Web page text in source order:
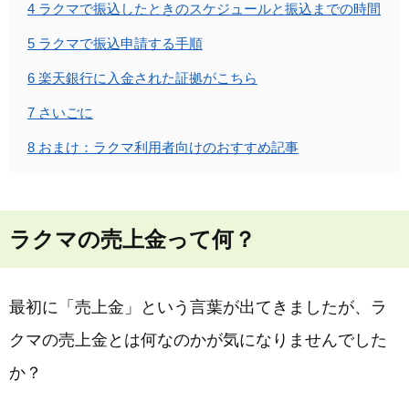
4 ラクマで振込したときのスケジュールと振込までの時間
5 ラクマで振込申請する手順
6 楽天銀行に入金された証拠がこちら
7 さいごに
8 おまけ：ラクマ利用者向けのおすすめ記事
ラクマの売上金って何？
最初に「売上金」という言葉が出てきましたが、ラ
クマの売上金とは何なのかが気になりませんでした
か？